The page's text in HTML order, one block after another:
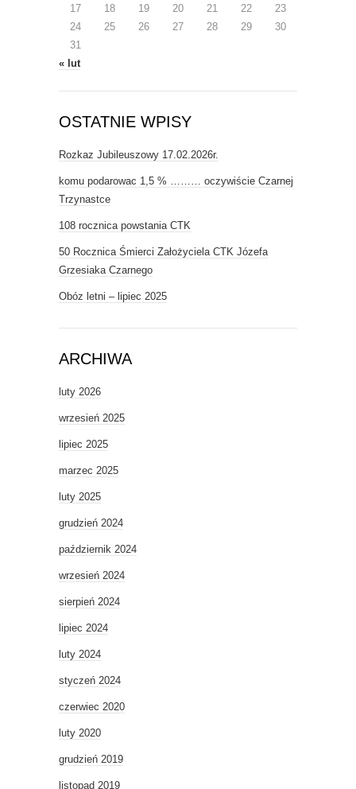
17
18 19 20 21 22
23
24
25 26 27 28 29
30
31
« lut
OSTATNIE WPISY
Rozkaz Jubileuszowy 17.02.2026r.
komu podarowac 1,5 % ……… oczywiście Czarnej
Trzynastce
108 rocznica powstania CTK
50 Rocznica Śmierci Założyciela CTK Józefa
Grzesiaka Czarnego
Obóz letni – lipiec 2025
ARCHIWA
luty 2026
wrzesień 2025
lipiec 2025
marzec 2025
luty 2025
grudzień 2024
październik 2024
wrzesień 2024
sierpień 2024
lipiec 2024
luty 2024
styczeń 2024
czerwiec 2020
luty 2020
grudzień 2019
listopad 2019